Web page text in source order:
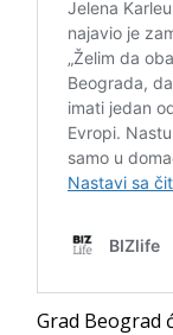
Grad Beograd